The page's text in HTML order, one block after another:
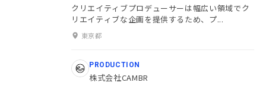
クリエイティブプロデューサーは幅広い領域でク
リエイティブな企画を提供するため、プ...
東京都
PRODUCTION
株式会社CAMBR